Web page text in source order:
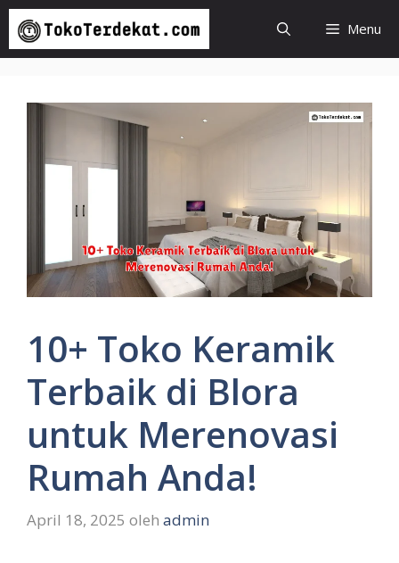
Langsung
isi
Menu
10+ Toko Keramik
Terbaik di Blora
untuk Merenovasi
Rumah Anda!
April 18, 2025 oleh admin